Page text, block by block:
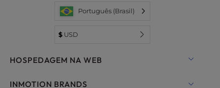
Português (Brasil)
$USD
HOSPEDAGEM NA WEB
Hospedagem compartilhada
INMOTION BRANDS